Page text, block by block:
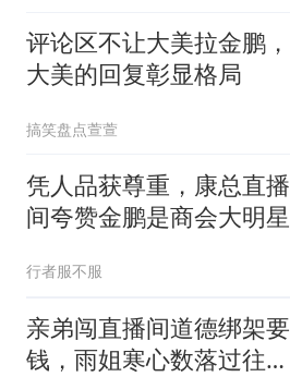
评论区不让大美拉金鹏，
大美的回复彰显格局
搞笑盘点萱萱
凭人品获尊重，康总直播
间夸赞金鹏是商会大明星
行者服不服
亲弟闯直播间道德绑架要
钱，雨姐寒心数落过往，